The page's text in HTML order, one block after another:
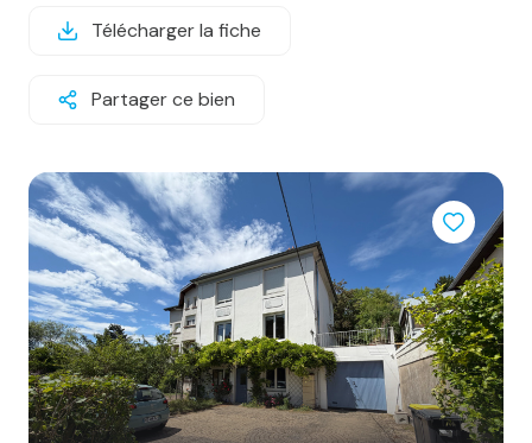
locations
loués
vendus
estimation
notre
agence
alerte
e-
mail
notre
Télécharger la fiche
Partager ce bien